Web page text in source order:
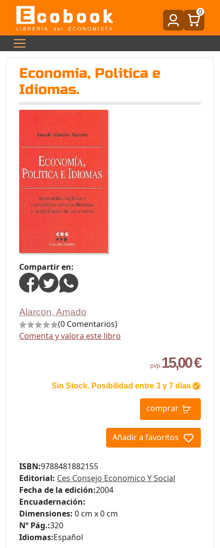
0
Economia, Politica e
Idiomas.
Compartir en:
Alarcon, Amado
(0 Comentarios)
Comenta y valora este libro
pvp.15,00 €
Sin Stock. Posibilidad entre 3 y 7 días
comprar
Añadir a favoritos
ISBN:9788481882155
Editorial: Ces Consejo Economico Y Social
Fecha de la edición:2004
Encuadernación:
Dimensiones: 0 cm x 0 cm
Nº Pág.:320
Idiomas:Español